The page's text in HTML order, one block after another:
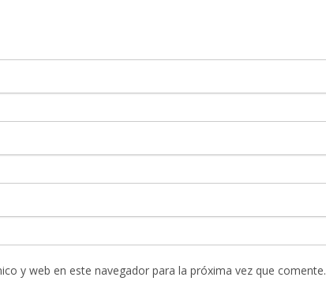
y web en este navegador para la próxima vez que comente.